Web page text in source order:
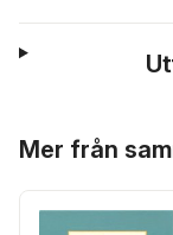
Mer från